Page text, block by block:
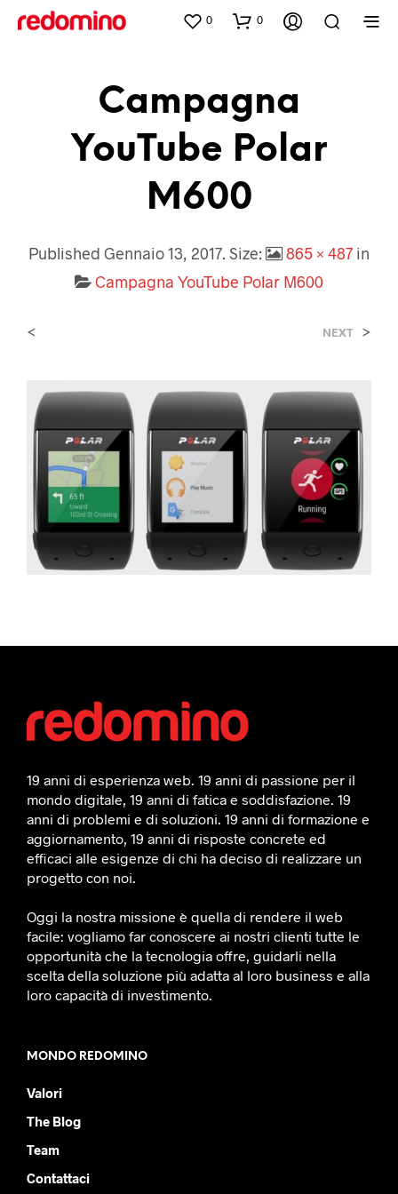
0 0
Campagna
YouTube Polar
M600
Published Gennaio 13, 2017. Size: 865 × 487 in
Campagna YouTube Polar M600
< NEXT >
19 anni di esperienza web. 19 anni di passione per il
mondo digitale, 19 anni di fatica e soddisfazione. 19
anni di problemi e di soluzioni. 19 anni di formazione e
aggiornamento, 19 anni di risposte concrete ed
efficaci alle esigenze di chi ha deciso di realizzare un
progetto con noi.
Oggi la nostra missione è quella di rendere il web
facile: vogliamo far conoscere ai nostri clienti tutte le
opportunità che la tecnologia offre, guidarli nella
scelta della soluzione più adatta al loro business e alla
loro capacità di investimento.
MONDO REDOMINO
Valori
The Blog
Team
Contattaci